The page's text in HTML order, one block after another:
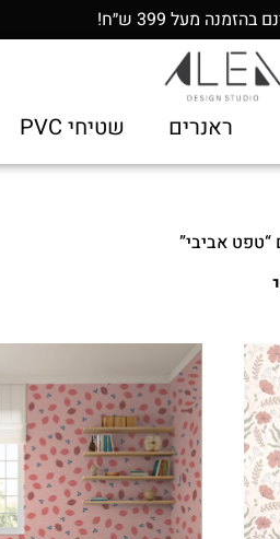
מעל 399 ש״ח!
ראנרים שטיחי PVC
“טפט אביבי”